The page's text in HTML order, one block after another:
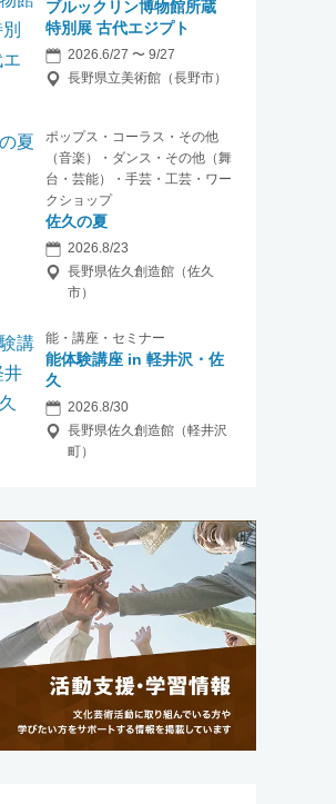
ブルックリン博物館所蔵
特別展 古代エジプト
2026.6/27 〜 9/27
長野県立美術館（長野市）
ポップス・コーラス・その他
（音楽）・ダンス・その他（舞
台・芸能）・手芸・工芸・ワー
クショップ
佐久の夏
2026.8/23
長野県佐久創造館（佐久
市）
能・講座・セミナー
能体験講座 in 軽井沢・佐
久
2026.8/30
長野県佐久創造館（軽井沢
町）